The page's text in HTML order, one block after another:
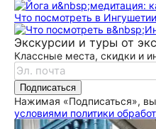
Что посмотреть в Ингушетии
Экскурсии и туры от
Классные места, скидки и
Подписаться
Нажимая «Подписаться»,
условиями политики